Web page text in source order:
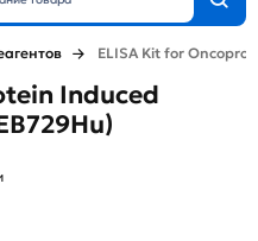
ELISA Kit for
Induced